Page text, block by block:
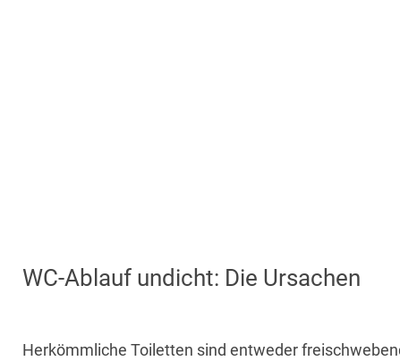
WC-Ablauf undicht: Die Ursachen
Herkömmliche Toiletten sind entweder